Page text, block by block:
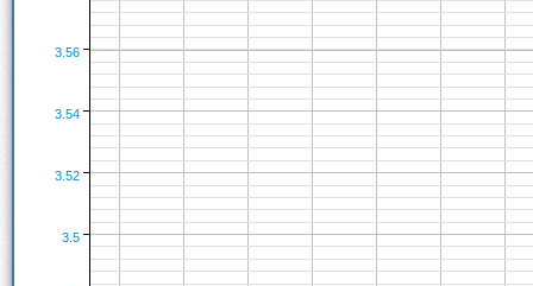
3.5
3.52
3.54
3.56